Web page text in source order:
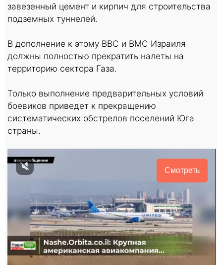
завезенный цемент и кирпич для строительства
подземных туннелей.
В дополнение к этому ВВС и ВМС Израиля
должны полностью прекратить налеты на
территорию сектора Газа.
Только выполнение предварительных условий
боевиков приведет к прекращению
систематических обстрелов поселений Юга
страны.
Смотреть